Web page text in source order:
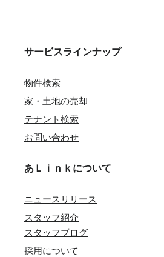
サービスラインナップ
物件検索
家・土地の売却
テナント検索
お問い合わせ
あＬｉｎｋについて
ニュースリリース
スタッフ紹介
スタッフブログ
採用について